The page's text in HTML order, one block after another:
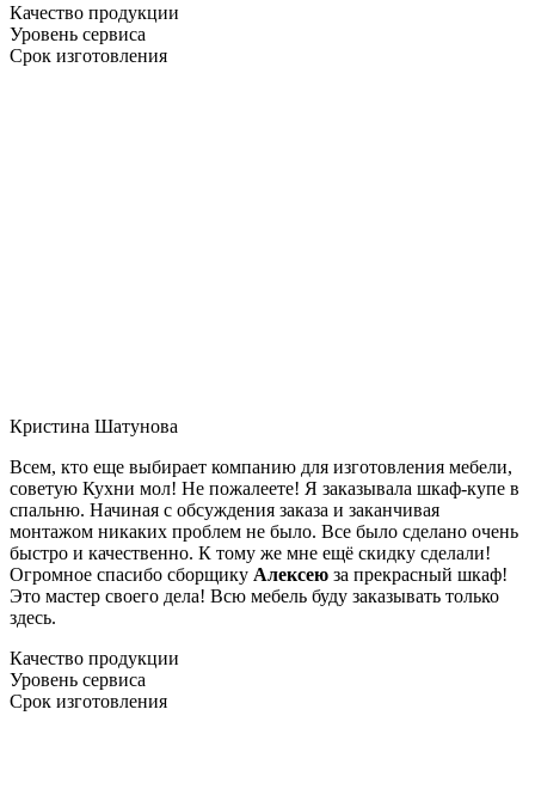
Качество продукции
Уровень сервиса
Срок изготовления
Кристина Шатунова
Всем, кто еще выбирает компанию для изготовления мебели,
советую Кухни мол! Не пожалеете! Я заказывала шкаф-купе в
спальню. Начиная с обсуждения заказа и заканчивая
монтажом никаких проблем не было. Все было сделано очень
быстро и качественно. К тому же мне ещё скидку сделали!
Огромное спасибо сборщику Алексею за прекрасный шкаф!
Это мастер своего дела! Всю мебель буду заказывать только
здесь.
Качество продукции
Уровень сервиса
Срок изготовления